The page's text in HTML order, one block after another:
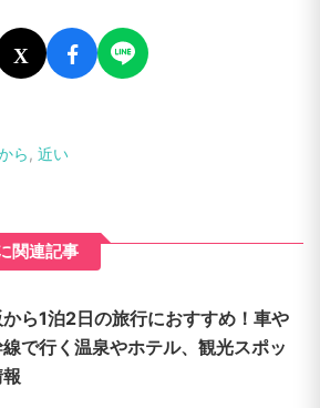
X
ら , 近い
関連記事
から1泊2日の旅行におすすめ！車や
で行く温泉やホテル、観光スポッ
報